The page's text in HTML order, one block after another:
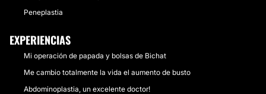
Peneplastia
EXPERIENCIAS
Mi operación de papada y bolsas de Bichat
Me cambio totalmente la vida el aumento de busto
Abdominoplastia, un excelente doctor!